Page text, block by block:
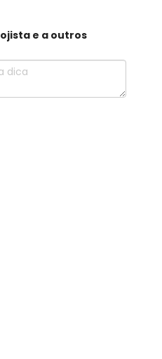
e a outros